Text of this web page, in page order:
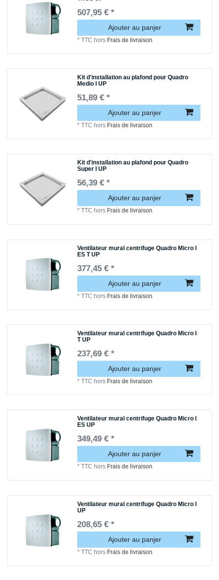
507,95 € *
Ajouter au panjer
*TTC hors Frais de livraison
Kit d'installation au plafond pour Quadro
Medio I UP
51,89 € *
Ajouter au panjer
*TTC hors Frais de livraison
Kit d'installation au plafond pour Quadro
Super I UP
56,39 € *
Ajouter au panjer
*TTC hors Frais de livraison
Ventilateur mural centrifuge Quadro Micro I
ES T UP
377,45 € *
Ajouter au panjer
*TTC hors Frais de livraison
Ventilateur mural centrifuge Quadro Micro I
T UP
237,69 € *
Ajouter au panjer
*TTC hors Frais de livraison
Ventilateur mural centrifuge Quadro Micro I
ES UP
349,49 € *
Ajouter au panjer
*TTC hors Frais de livraison
Ventilateur mural centrifuge Quadro Micro I
UP
208,65 € *
Ajouter au panjer
*TTC hors Frais de livraison